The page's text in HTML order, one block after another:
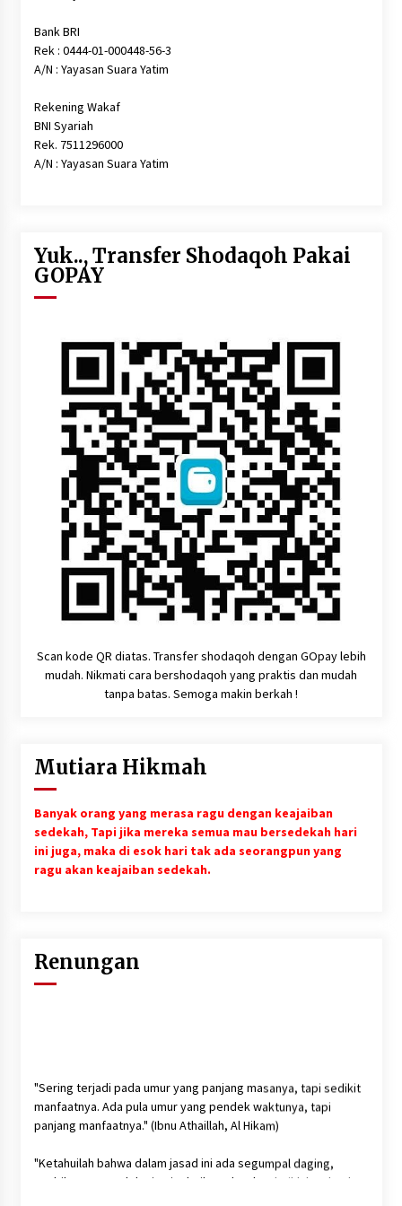
Bank BRI
Rek : 0444-01-000448-56-3
A/N : Yayasan Suara Yatim
Rekening Wakaf
BNI Syariah
Rek. 7511296000
A/N : Yayasan Suara Yatim
Yuk.., Transfer Shodaqoh Pakai
GOPAY
Scan kode QR diatas. Transfer shodaqoh dengan GOpay lebih
mudah. Nikmati cara bershodaqoh yang praktis dan mudah
tanpa batas. Semoga makin berkah !
Mutiara Hikmah
Banyak orang yang merasa ragu dengan keajaiban
sedekah, Tapi jika mereka semua mau bersedekah hari
ini juga, maka di esok hari tak ada seorangpun yang
ragu akan keajaiban sedekah.
Renungan
"Sering terjadi pada umur yang panjang masanya, tapi sedikit
manfaatnya. Ada pula umur yang pendek waktunya, tapi
panjang manfaatnya." (Ibnu Athaillah, Al Hikam)
"Ketahuilah bahwa dalam jasad ini ada segumpal daging,
apabila segumpal daging itu baik, maka akan baiklah seluruh